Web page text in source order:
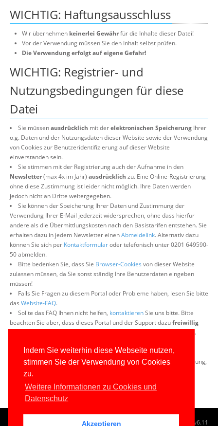
Indem Sie weiterhin diese Webseite nutzen,
stimmen Sie der Verwendung von Cookies
zu.
Weitere Informationen zu Cookies und
Datenschutz
Akzeptieren
WICHTIG: Haftungsausschluss
Wir übernehmen keinerlei Gewährfür die Inhalte dieser Datei!
Vor der Verwendung müssen Sie den Inhalt selbst prüfen.
Die Verwendung erfolgt auf eigene Gefahr!
WICHTIG: Registrier- und
Nutzungsbedingungen für diese
Datei
Sie müssenausdrücklich mit derelektronischen Speicherung Ihrer
o.g. Daten und der Nutzungsdaten dieser Website sowie der Verwendung
von Cookies zur Benutzeridentifizierung auf dieser Website
einverstanden sein.
Sie stimmen mit der Registrierung auch der Aufnahme in den
Newsletter(max 4x im Jahr) ausdrücklich zu. Eine Online-Registrierung
ohne diese Zustimmung ist leider nicht möglich. Ihre Daten werden
jedoch nicht an Dritte weitergegeben.
Sie können der Speicherung Ihrer Daten und Zustimmung der
Verwendung Ihrer E-Mail jederzeit widersprechen, ohne dass hierfür
andere als die Übermittlungskosten nach den Basistarifen entstehen. Sie
erhalten dazu in jedem Newsletter einenAbmeldelink. Alternativ dazu
können Sie sich per Kontaktformularoder telefonisch unter 0201 649590-
50 abmelden.
Bitte bedenken Sie, dass Sie Browser-Cookies von dieser Website
zulassen müssen, da Sie sonst ständig Ihre Benutzerdaten eingeben
müssen!
Falls Sie Fragen zu diesem Portal oder Probleme haben, lesen Sie bitte
das Website-FAQ.
Sollte das FAQ Ihnen nicht helfen, kontaktierenSie uns bitte. Bitte
beachten Sie aber, dass dieses Portal und der Support dazufreiwillig
ist. Daher kann eine Antwort einige Tage dauern.
einverstanden sind, können Sie diese Datei nicht auf diesem Wege
beziehen. Bitte melden Sie sich dann ggf. bei unstelefonisch
zur Klärung,
auf welchem Wege Sie die Datei erhalten können.
www.IT-Visions.de-Dr. Holger Schwichtenberg v6.11